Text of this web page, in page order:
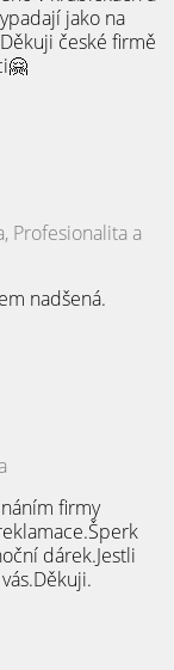
jako na
české firmě
Profesionalita a
nadšená.
firmy
dárek.Jestli